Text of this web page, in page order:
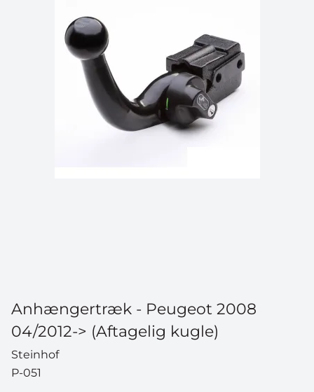
Anhængertræk - Peugeot 2008
04/2012-> (Aftagelig kugle)
Steinhof
P-051